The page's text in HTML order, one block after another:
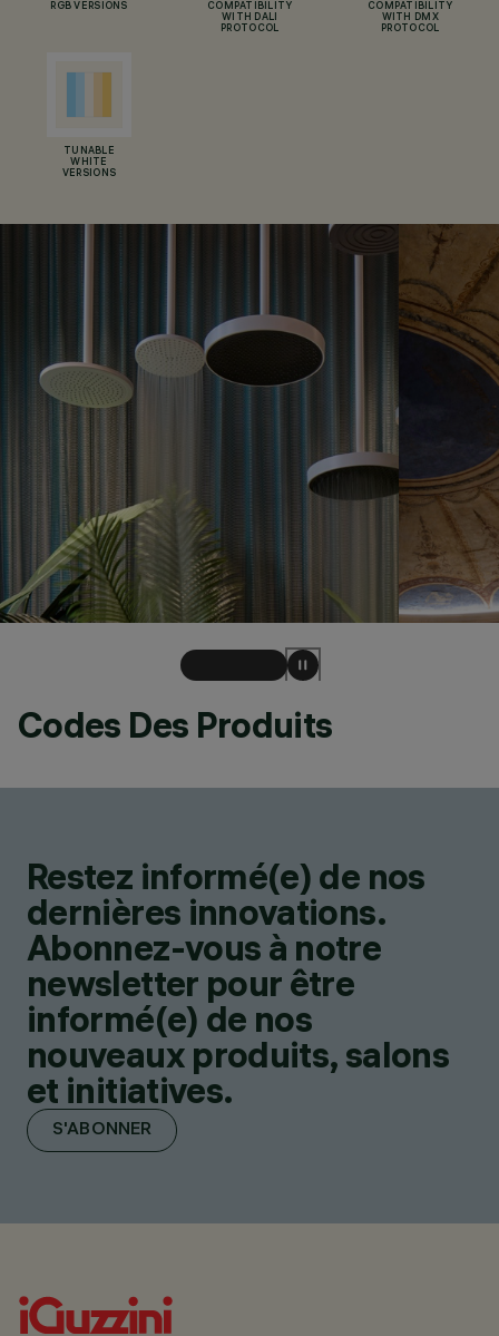
RGB VERSIONS
COMPATIBILITY
WITH DALI
PROTOCOL
COMPATIBILITY
WITH DMX
PROTOCOL
TUNABLE
WHITE
VERSIONS
Codes Des Produits
Restez informé(e) de nos
dernières innovations.
Abonnez-vous à notre
newsletter pour être
informé(e) de nos
nouveaux produits, salons
et initiatives.
S'ABONNER